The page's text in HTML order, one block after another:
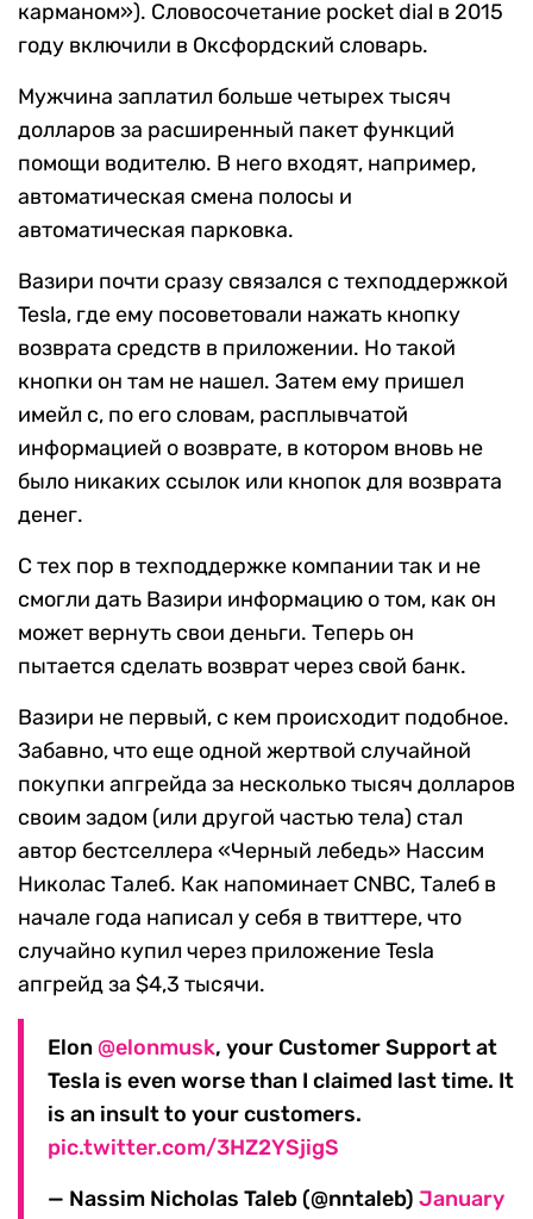
карманом»). Словосочетание pocket dial в 2015
году включили в Оксфордский словарь.
Мужчина заплатил больше четырех тысяч
долларов за расширенный пакет функций
помощи водителю. В него входят, например,
автоматическая смена полосы и
автоматическая парковка.
Вазири почти сразу связался с техподдержкой
Tesla, где ему посоветовали нажать кнопку
возврата средств в приложении. Но такой
кнопки он там не нашел. Затем ему пришел
имейл с, по его словам, расплывчатой
информацией о возврате, в котором вновь не
было никаких ссылок или кнопок для возврата
денег.
С тех пор в техподдержке компании так и не
смогли дать Вазири информацию о том, как он
может вернуть свои деньги. Теперь он
пытается сделать возврат через свой банк.
Вазири не первый, с кем происходит подобное.
Забавно, что еще одной жертвой случайной
покупки апгрейда за несколько тысяч долларов
своим задом (или другой частью тела) стал
автор бестселлера «Черный лебедь» Нассим
Николас Талеб. Как напоминает CNBC, Талеб в
начале года написал у себя в твиттере, что
случайно купил через приложение Tesla
апгрейд за $4,3 тысячи.
Elon @elonmusk, your Customer Support at
Tesla is even worse than I claimed last time. It
is an insult to your customers.
pic.twitter.com/3HZ2YSjigS
— Nassim Nicholas Taleb (@nntaleb) January